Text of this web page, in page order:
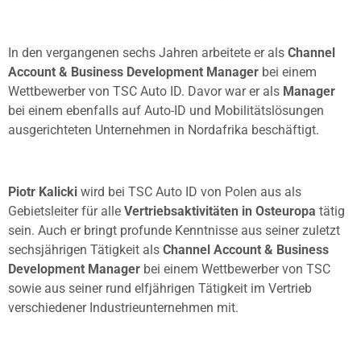
In den vergangenen sechs Jahren arbeitete er als Channel
Account & Business Development Manager bei einem
Wettbewerber von TSC Auto ID. Davor war er als Manager
bei einem ebenfalls auf Auto-ID und Mobilitätslösungen
ausgerichteten Unternehmen in Nordafrika beschäftigt.
Piotr Kalicki wird bei TSC Auto ID von Polen aus als
Gebietsleiter für alle Vertriebsaktivitäten in Osteuropa tätig
sein. Auch er bringt profunde Kenntnisse aus seiner zuletzt
sechsjährigen Tätigkeit als Channel Account & Business
Development Manager bei einem Wettbewerber von TSC
sowie aus seiner rund elfjährigen Tätigkeit im Vertrieb
verschiedener Industrieunternehmen mit.